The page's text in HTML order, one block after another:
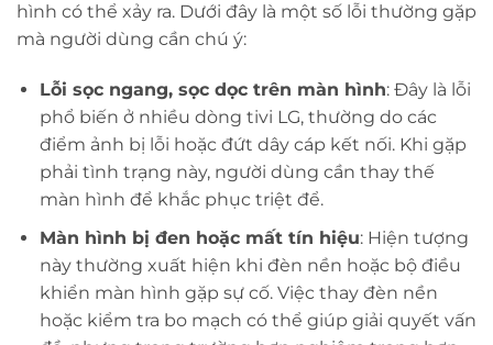
hình có thể xảy ra. Dưới đây là một số lỗi thường gặp
mà người dùng cần chú ý:
Lỗi sọc ngang, sọc dọc trên màn hình: Đây là lỗi
phổ biến ở nhiều dòng tivi LG, thường do các
điểm ảnh bị lỗi hoặc đứt dây cáp kết nối. Khi gặp
phải tình trạng này, người dùng cần thay thế
màn hình để khắc phục triệt để.
Màn hình bị đen hoặc mất tín hiệu: Hiện tượng
này thường xuất hiện khi đèn nền hoặc bộ điều
khiển màn hình gặp sự cố. Việc thay đèn nền
hoặc kiểm tra bo mạch có thể giúp giải quyết vấn